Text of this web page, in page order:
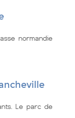
normandie
Le parc de